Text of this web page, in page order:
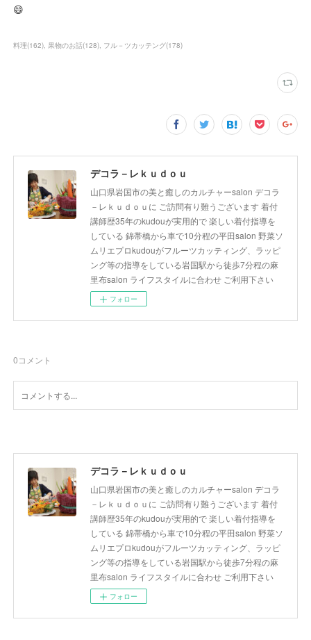
😄
料理(162) 果物のお話(128) フル－ツカッテング(178)
デコラ－レｋｕｄｏｕ
山口県岩国市の美と癒しのカルチャーsalon デコラ
－レｋｕｄｏｕに ご訪問有り難うございます 着付
講師歴35年のkudouが実用的で 楽しい着付指導を
している 錦帯橋から車で10分程の平田salon 野菜ソ
ムリエプロkudouがフルーツカッティング、ラッピ
ング等の指導をしている岩国駅から徒歩7分程の麻
里布salon ライフスタイルに合わせ ご利用下さい
フォロー
0コメント
デコラ－レｋｕｄｏｕ
山口県岩国市の美と癒しのカルチャーsalon デコラ
－レｋｕｄｏｕに ご訪問有り難うございます 着付
講師歴35年のkudouが実用的で 楽しい着付指導を
している 錦帯橋から車で10分程の平田salon 野菜ソ
ムリエプロkudouがフルーツカッティング、ラッピ
ング等の指導をしている岩国駅から徒歩7分程の麻
里布salon ライフスタイルに合わせ ご利用下さい
フォロー